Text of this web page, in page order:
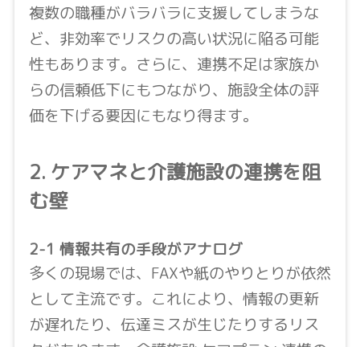
複数の職種がバラバラに支援してしまうな
ど、非効率でリスクの高い状況に陥る可能
性もあります。さらに、連携不足は家族か
らの信頼低下にもつながり、施設全体の評
価を下げる要因にもなり得ます。
2. ケアマネと介護施設の連携を阻
む壁
2-1 情報共有の手段がアナログ
多くの現場では、FAXや紙のやりとりが依然
として主流です。これにより、情報の更新
が遅れたり、伝達ミスが生じたりするリス